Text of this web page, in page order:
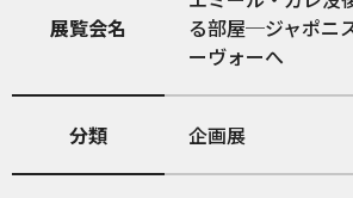
展覧会名
る部屋─ジャポニ
ーヴォーへ
分類 企画展